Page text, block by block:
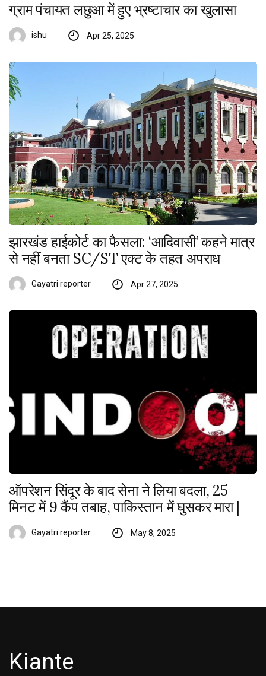
ग्राम पंचायत लछुआ में हुए भ्रष्टाचार का खुलासा
ishu Apr 25, 2025
झारखंड हाईकोर्ट का फैसला: ‘आदिवासी’ कहने मात्र
से नहीं बनता SC/ST एक्ट के तहत अपराध
Gayatri reporter Apr 27, 2025
ऑपरेशन सिंदूर के बाद सेना ने लिया बदला, 25
मिनट में 9 कैंप तबाह, पाकिस्तान में घुसकर मारा |
Gayatri reporter May 8, 2025
Kiante